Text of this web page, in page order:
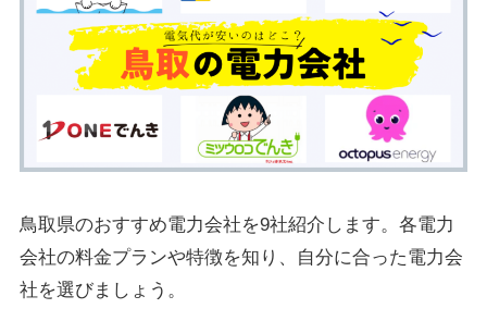
鳥取県のおすすめ電力会社を9社紹介します。各電力
会社の料金プランや特徴を知り、自分に合った電力会
社を選びましょう。